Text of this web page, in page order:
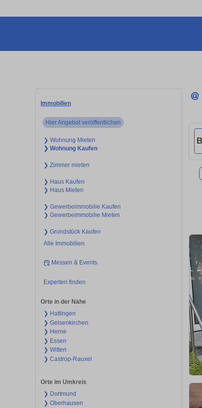
Immobilien
Hier Angebot veröffentlichen
❯ Wohnung Mieten
❯ Wohnung Kaufen
❯ Zimmer mieten
❯ Haus Kaufen
❯ Haus Mieten
❯ Gewerbeimmobilie Kaufen
❯ Gewerbeimmobilie Mieten
❯ Grundstück Kaufen
Alle Immobilien
Messen & Events
Experten finden
Orte in der Nähe
❯ Hattingen
❯ Gelsenkirchen
❯ Herne
❯ Essen
❯ Witten
❯ Castrop-Rauxel
Orte im Umkreis
❯ Dortmund
❯ Oberhausen